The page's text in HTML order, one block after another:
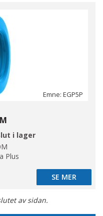
Emne: EGP5P
i lager
Plus
SE MER
SE MER
av sidan.